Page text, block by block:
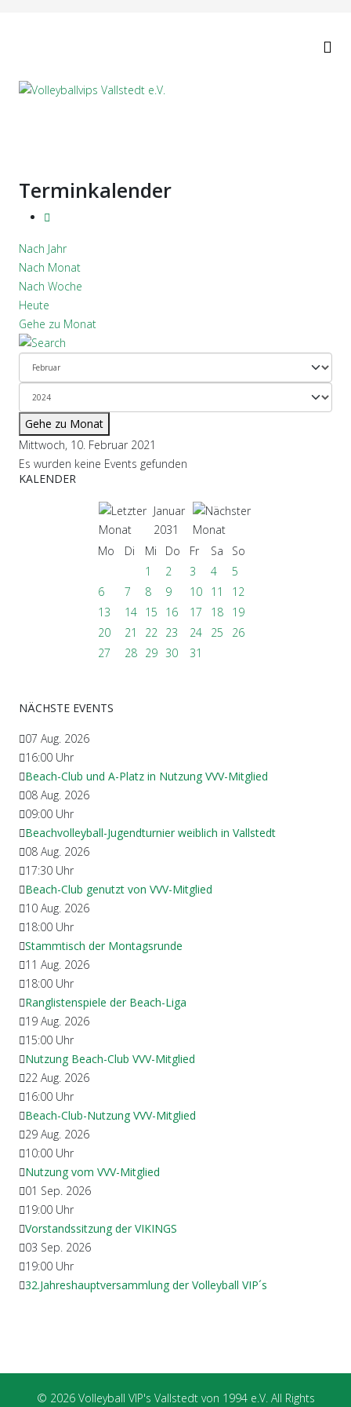
Terminkalender
Nach Jahr
Nach Monat
Nach Woche
Heute
Gehe zu Monat
Gehe zu Monat
Mittwoch, 10. Februar 2021
Es wurden keine Events gefunden
KALENDER
Januar
2031
Mo
Di Mi Do Fr Sa
So
1
2 3 4
5
6
7 8 9 10 11
12
13
14 15 16 17 18
19
20
21 22 23 24 25
26
27
28 29 30 31
NÄCHSTE EVENTS
07 Aug. 2026
16:00 Uhr
Beach-Club und A-Platz in Nutzung VVV-Mitglied
08 Aug. 2026
09:00 Uhr
Beachvolleyball-Jugendturnier weiblich in Vallstedt
08 Aug. 2026
17:30 Uhr
Beach-Club genutzt von VVV-Mitglied
10 Aug. 2026
18:00 Uhr
Stammtisch der Montagsrunde
11 Aug. 2026
18:00 Uhr
Ranglistenspiele der Beach-Liga
19 Aug. 2026
15:00 Uhr
Nutzung Beach-Club VVV-Mitglied
22 Aug. 2026
16:00 Uhr
Beach-Club-Nutzung VVV-Mitglied
29 Aug. 2026
10:00 Uhr
Nutzung vom VVV-Mitglied
01 Sep. 2026
19:00 Uhr
Vorstandssitzung der VIKINGS
03 Sep. 2026
19:00 Uhr
32.Jahreshauptversammlung der Volleyball VIP´s
© 2026 Volleyball VIP's Vallstedt von 1994 e.V. All Rights